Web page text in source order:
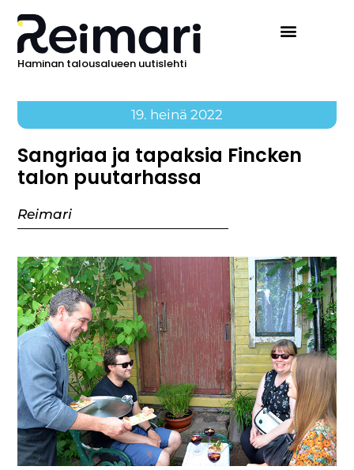
Haminan talousalueen uutislehti
19. heinä 2022
Sangriaa ja tapaksia Fincken
talon puutarhassa
Reimari